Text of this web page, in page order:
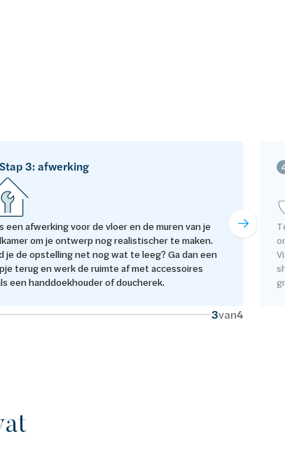
Stap 3: afwerking
een afwerking voor de vloer en de muren van je
om je ontwerp nog realistischer te maken.
je de opstelling net nog wat te leeg? Ga dan een
terug en werk de ruimte af met accessoires
een handdoekhouder of doucherek.
3van4